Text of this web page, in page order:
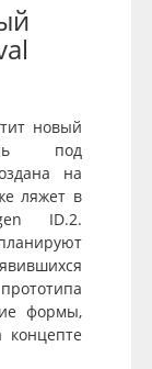
новый
под
на
ляжет в
ID.2.
формы,
концепте